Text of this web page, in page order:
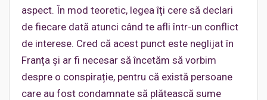
aspect. În mod teoretic, legea îți cere să declari
de fiecare dată atunci când te afli într-un conflict
de interese. Cred că acest punct este neglijat în
Franța și ar fi necesar să încetăm să vorbim
despre o conspirație, pentru că există persoane
care au fost condamnate să plătească sume